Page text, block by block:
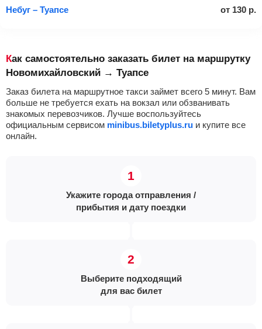
Небуг – Туапсе
от 130 р.
Как самостоятельно заказать билет на маршрутку
Новомихайловский → Туапсе
Заказ билета на маршрутное такси займет всего 5 минут. Вам
больше не требуется ехать на вокзал или обзванивать
знакомых перевозчиков. Лучше воспользуйтесь
официальным сервисом minibus.biletyplus.ru и купите все
онлайн.
Укажите города отправления /
прибытия и дату поездки
Выберите подходящий
для вас билет